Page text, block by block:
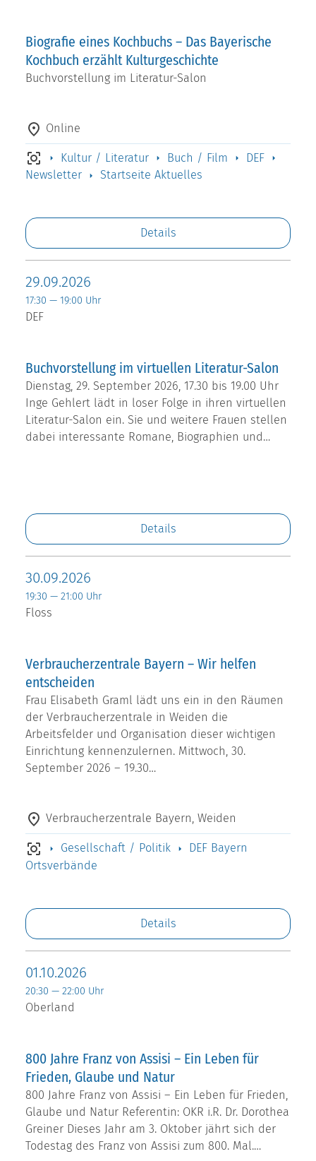
Biografie eines Kochbuchs – Das Bayerische
Kochbuch erzählt Kulturgeschichte
Buchvorstellung im Literatur-Salon
Online
Kultur / Literatur Buch / Film
DEF
Newsletter
Startseite Aktuelles
Details
29.09.2026
17:30 — 19:00 Uhr
DEF
Buchvorstellung im virtuellen Literatur-Salon
Dienstag, 29. September 2026, 17.30 bis 19.00 Uhr
Inge Gehlert lädt in loser Folge in ihren virtuellen
Literatur-Salon ein. Sie und weitere Frauen stellen
dabei interessante Romane, Biographien und…
Details
30.09.2026
19:30 — 21:00 Uhr
Floss
Verbraucherzentrale Bayern – Wir helfen
entscheiden
Frau Elisabeth Graml lädt uns ein in den Räumen
der Verbraucherzentrale in Weiden die
Arbeitsfelder und Organisation dieser wichtigen
Einrichtung kennenzulernen. Mittwoch, 30.
September 2026 – 19.30…
Verbraucherzentrale Bayern, Weiden
Gesellschaft / Politik
DEF Bayern
Ortsverbände
Details
01.10.2026
20:30 — 22:00 Uhr
Oberland
800 Jahre Franz von Assisi – Ein Leben für
Frieden, Glaube und Natur
800 Jahre Franz von Assisi – Ein Leben für Frieden,
Glaube und Natur Referentin: OKR i.R. Dr. Dorothea
Greiner Dieses Jahr am 3. Oktober jährt sich der
Todestag des Franz von Assisi zum 800. Mal.…